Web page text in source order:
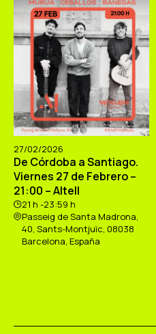
27/02/2026
De Córdoba a Santiago.
Viernes 27 de Febrero –
21:00 – Altell
21 h -23:59 h
Passeig de Santa Madrona,
40, Sants-Montjuïc, 08038
Barcelona, España